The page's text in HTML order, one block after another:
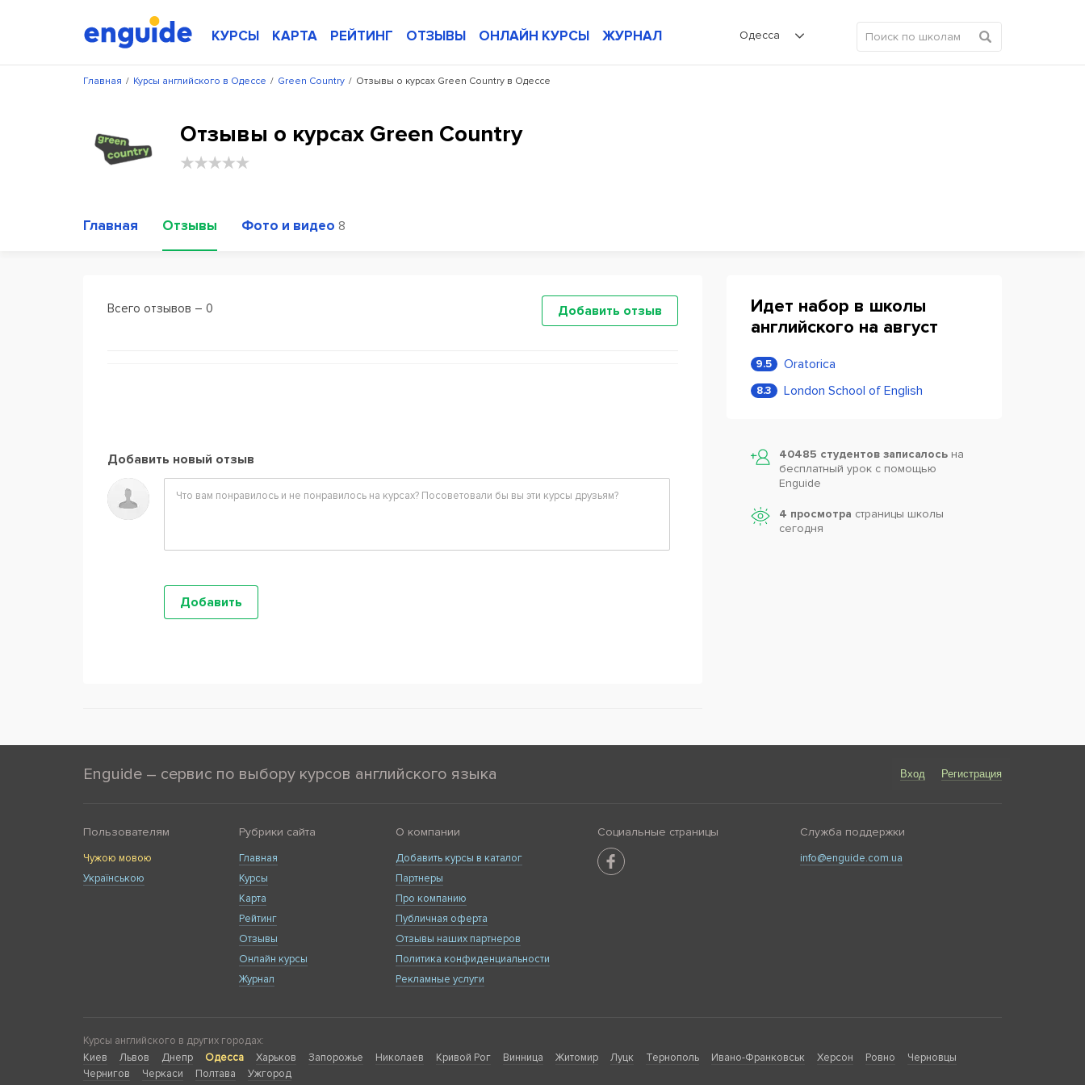
КУРСЫ КАРТА РЕЙТИНГ ОТЗЫВЫ ОНЛАЙН КУРСЫ ЖУРНАЛ Одесса
/
Главная /
Курсы английского в Одессе /
Green Country Отзывы о курсах Green Country в Одессе
Отзывы о курсах Green Country
Главная Отзывы Фото и видео 8
Всего отзывов – 0 Добавить отзыв
Добавить новый отзыв
Идет набор в школы
английского на август
9.5 Oratorica
8.3 London School of English
40485 студентов записалось на
бесплатный урок с помощью
Enguide
4 просмотра страницы школы
сегодня
Enguide – сервис по выбору курсов английского языка Вход Регистрация
Пользователям
Чужою мовою
Українською
Рубрики сайта
Главная
Курсы
Карта
Рейтинг
Отзывы
Онлайн курсы
Журнал
О компании
Добавить курсы в каталог
Партнеры
Про компанию
Публичная оферта
Отзывы наших партнеров
Политика конфиденциальности
Рекламные услуги
Социальные страницы Служба поддержки
info@enguide.com.ua
Курсы английского в других городах:
Киев
Львов Днепр Одесса Харьков Запорожье Николаев Кривой Рог Винница Житомир Луцк Тернополь Ивано-Франковськ Херсон Ровно
Черновцы
Чернигов
Черкаси Полтава Ужгород